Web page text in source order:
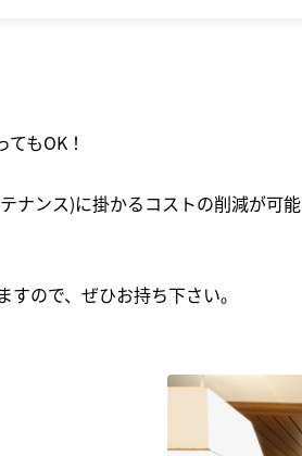
もOK！
ンス)に掛かるコストの削減が可
すので、ぜひお持ち下さい｡